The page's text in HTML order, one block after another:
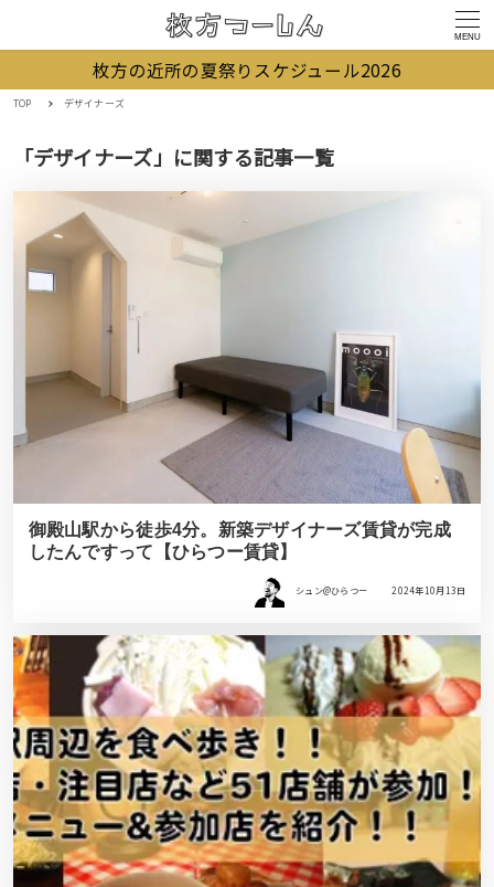
MENU
枚方の近所の夏祭りスケジュール2026
TOP デザイナーズ
「デザイナーズ」に関する記事一覧
御殿山駅から徒歩4分。新築デザイナーズ賃貸が完成
したんですって【ひらつー賃貸】
シュン@ひらつー 2024年10月13日